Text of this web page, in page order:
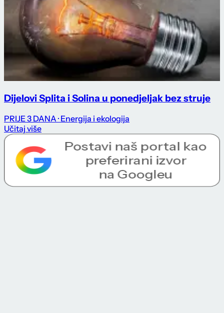
Dijelovi Splita i Solina u ponedjeljak bez struje
PRIJE 3 DANA · Energija i ekologija
Učitaj više